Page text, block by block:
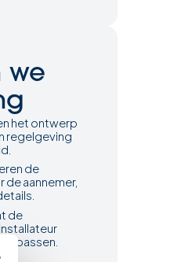
we
het ontwerp
regelgeving
de
aannemer,
de
passen.